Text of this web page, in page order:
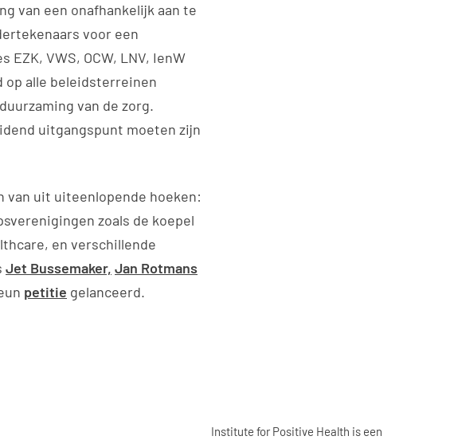
van een onafhankelijk aan te
voor een
VWS, OCW, LNV, IenW
op alle beleidsterreinen
van de zorg.
uitgangspunt moeten zijn
van uit uiteenlopende hoeken:
zoals de koepel
en verschillende
Jet Bussemaker, Jan Rotmans
petitie gelanceerd.
Institute for Positive Health is een